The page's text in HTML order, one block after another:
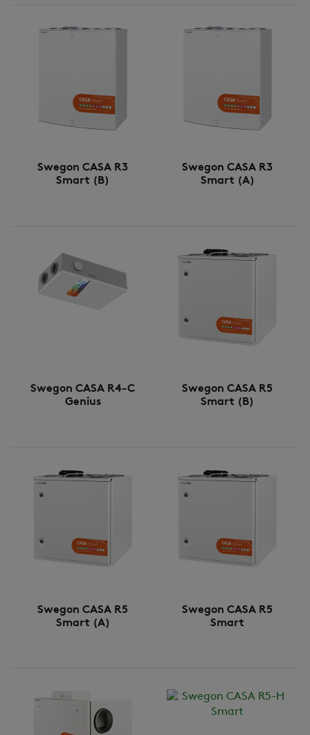
Swegon CASA R3
Smart (B)
Swegon CASA R3
Smart (A)
Swegon CASA R4-C
Genius
Swegon CASA R5
Smart (B)
Swegon CASA R5
Smart (A)
Swegon CASA R5
Smart